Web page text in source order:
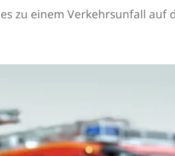
zu einem Verkehrsunfall auf